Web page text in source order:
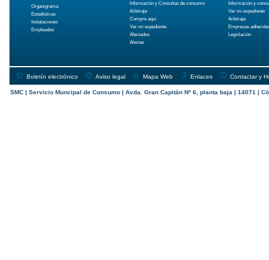
Organigrama
Estadísticas
Instalaciones
Empleados
Información y Consultas de consumo
Arbitraje
Compre aquí
Ver mi expediente
Afectados
Alertas
Información y
Ver mi expediente
Arbitraje
Empresas
Legislación
Boletín electrónico Aviso legal Mapa Web Enlaces Contactar y
SMC | Servicio Muncipal de Consumo | Avda. Gran Capitán Nº 6, planta baja | 14071 |